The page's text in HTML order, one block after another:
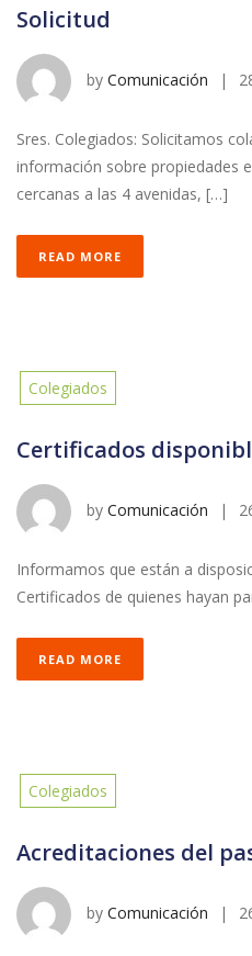
Solicitud
by Comunicación |
Sres. Colegiados: Solicitamos
información sobre propiedades
cercanas a las 4 avenidas, […]
READ MORE
Colegiados
Certificados
by Comunicación |
Informamos que están a
Certificados de quienes hayan
READ MORE
Colegiados
Acreditaciones del
by Comunicación |